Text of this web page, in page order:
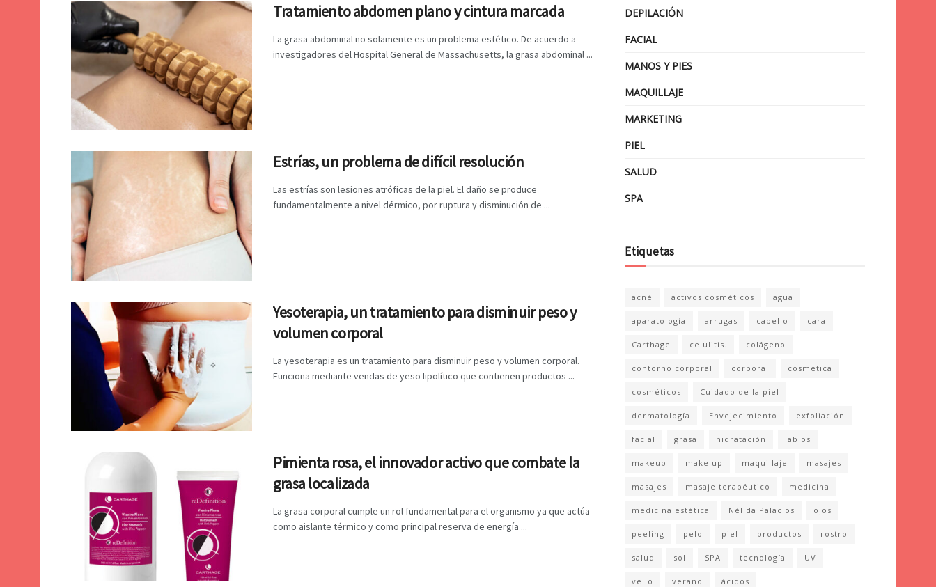
Tratamiento abdomen plano y cintura marcada
La grasa abdominal no solamente es un problema estético. De acuerdo a
investigadores del Hospital General de Massachusetts, la grasa abdominal ...
Estrías, un problema de difícil resolución
Las estrías son lesiones atróficas de la piel. El daño se produce
fundamentalmente a nivel dérmico, por ruptura y disminución de ...
Yesoterapia, un tratamiento para disminuir peso y
volumen corporal
La yesoterapia es un tratamiento para disminuir peso y volumen corporal.
Funciona mediante vendas de yeso lipolítico que contienen productos ...
Pimienta rosa, el innovador activo que combate la
grasa localizada
La grasa corporal cumple un rol fundamental para el organismo ya que actúa
como aislante térmico y como principal reserva de energía ...
DEPILACIÓN
FACIAL
MANOS Y PIES
MAQUILLAJE
MARKETING
PIEL
SALUD
SPA
Etiquetas
acné activos cosméticos agua
aparatología arrugas cabello cara
Carthage celulitis. colágeno
contorno corporal corporal cosmética
cosméticos Cuidado de la piel
dermatología Envejecimiento exfoliación
facial grasa hidratación labios
makeup make up maquillaje masajes
masajes masaje terapéutico medicina
medicina estética Nélida Palacios ojos
peeling pelo piel productos rostro
salud sol SPA tecnología UV
vello verano ácidos